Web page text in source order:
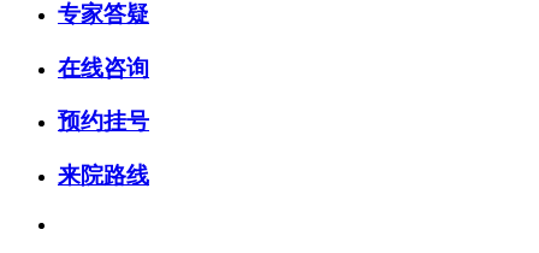
专家答疑
在线咨询
预约挂号
来院路线